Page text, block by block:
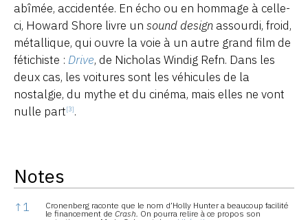
abîmée, accidentée. En écho ou en hommage à celle-
ci, Howard Shore livre un sound design assourdi, froid,
métallique, qui ouvre la voie à un autre grand film de
fétichiste : Drive, de Nicholas Windig Refn. Dans les
deux cas, les voitures sont les véhicules de la
nostalgie, du mythe et du cinéma, mais elles ne vont
nulle part[3].
Notes
Notes
↑ 1
Cronenberg raconte que le nom d’Holly Hunter a beaucoup facilité
le financement de Crash. On pourra relire à ce propos son